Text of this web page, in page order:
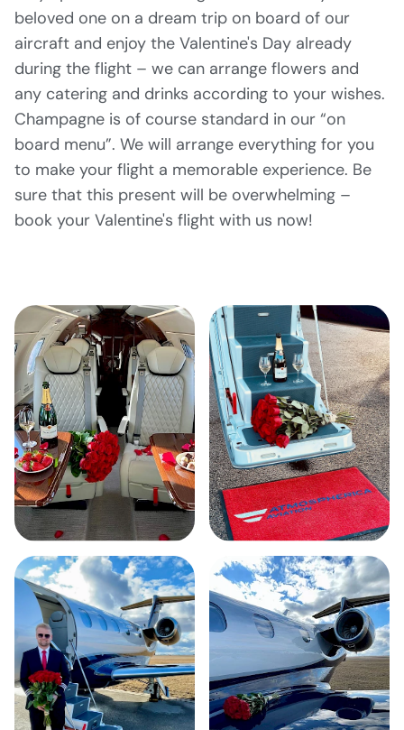
beloved one on a dream trip on board of our
aircraft and enjoy the Valentine's Day already
during the flight – we can arrange flowers and
any catering and drinks according to your wishes.
Champagne is of course standard in our “on
board menu”. We will arrange everything for you
to make your flight a memorable experience. Be
sure that this present will be overwhelming –
book your Valentine's flight with us now!